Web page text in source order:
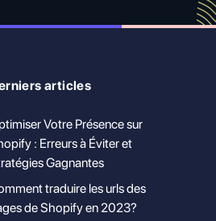
articles
Votre Présence sur
: Erreurs à Éviter et
Gagnantes
traduire les urls des
de Shopify en 2023?